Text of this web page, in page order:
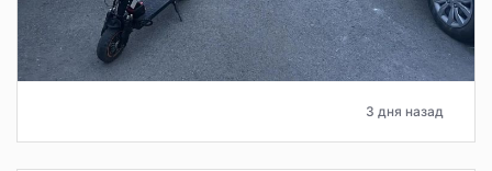
3 дня назад